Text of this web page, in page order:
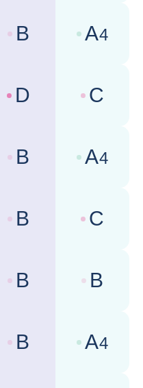
国家风险评级 :
B 商业环境评级
A4
国家风险评级 :
D 商业环境评级
C
国家风险评级 :
B 商业环境评级
A4
国家风险评级 :
B 商业环境评级
C
国家风险评级 :
B 商业环境评级
B
国家风险评级 :
B 商业环境评级
A4